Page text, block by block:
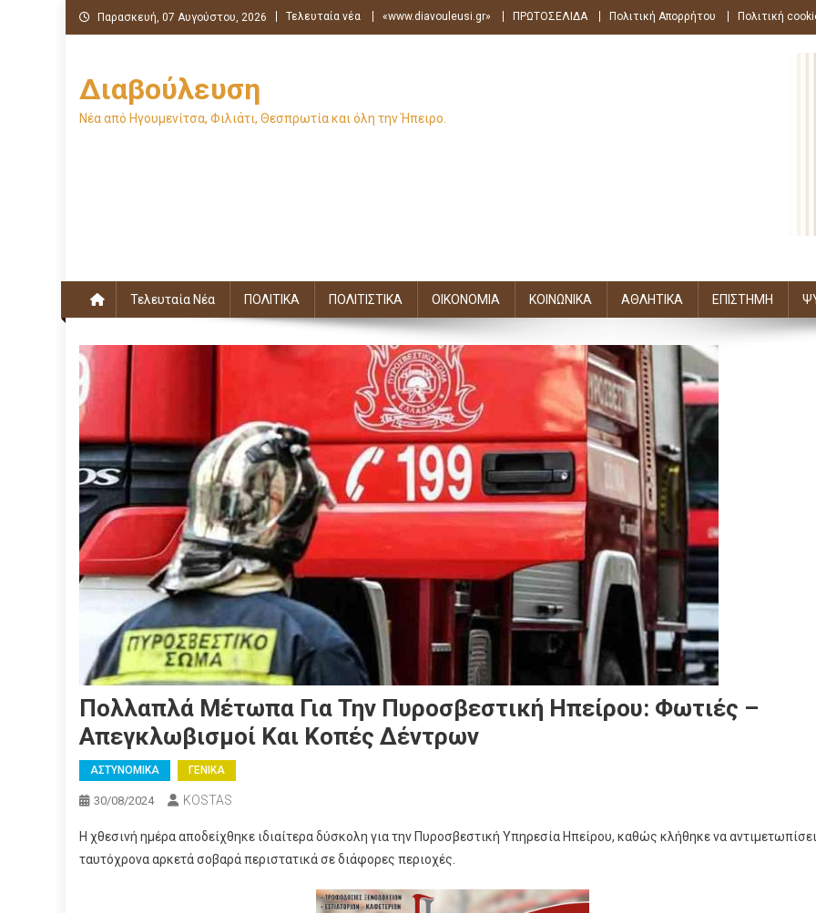
Μεταπηδήστε
στο
Παρασκευή, 07 Αυγούστου, 2026 Τελευταία νέα «www.diavouleusi.gr» ΠΡΩΤΟΣΕΛΙΔΑ Πολιτική Απορρήτου Πολιτική
Διαβούλευση
Νέα από Ηγουμενίτσα, Φιλιάτι, Θεσπρωτία και όλη την Ήπειρο.
Τελευταία Νέα ΠΟΛΙΤΙΚΑ ΠΟΛΙΤΙΣΤΙΚΑ ΟΙΚΟΝΟΜΙΑ ΚΟΙΝΩΝΙΚΑ ΑΘΛΗΤΙΚΑ ΕΠΙΣΤΗΜΗ
Πολλαπλά Μέτωπα Για Την Πυροσβεστική Ηπείρου: Φωτιές –
Απεγκλωβισμοί Και Κοπές Δέντρων
ΑΣΤΥΝΟΜΙΚΑ ΓΕΝΙΚΑ
30/08/2024 KOSTAS
Η χθεσινή ημέρα αποδείχθηκε ιδιαίτερα δύσκολη για την Πυροσβεστική Υπηρεσία Ηπείρου, καθώς κλήθηκε να αντιμετωπίσει
ταυτόχρονα αρκετά σοβαρά περιστατικά σε διάφορες περιοχές.